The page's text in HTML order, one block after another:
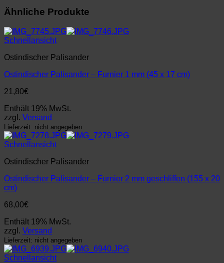
Ähnliche Produkte
Schnellansicht
Ostindischer Palisander
Ostindischer Palisander – Furnier 1 mm (45 x 17 cm)
21,80€
Enthält 19% MwSt.
zzgl. Versand
Lieferzeit: nicht angegeben
Schnellansicht
Ostindischer Palisander
Ostindischer Palisander – Furnier 2 mm geschliffen (155 x 20
cm)
68,00€
Enthält 19% MwSt.
zzgl. Versand
Lieferzeit: nicht angegeben
Schnellansicht